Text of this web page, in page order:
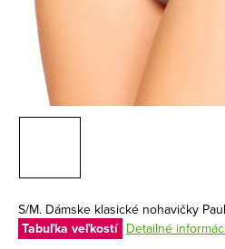
S/M. Dámske klasické nohavičky
Tabuľka veľkostí Detailné